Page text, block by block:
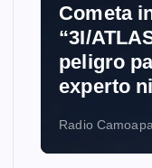
Cometa
“3I/
peligro
experto
Radio Camoapa